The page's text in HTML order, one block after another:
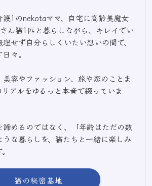
護1のnekotaママ、自宅に高齢美魔女
ん猫1匹と暮らしながら、キレイでい
せず自分らしくいたい想いの間で、
々。
美容やファッション、旅や恋のことま
アルをゆるっと本音で綴っていま
諦めるのではなく、「年齢はただの数
な暮らしを、猫たちと一緒に楽しみ
猫の秘密基地